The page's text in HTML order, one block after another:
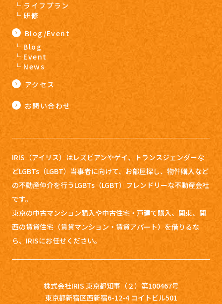
ライフプラン
研修
Blog/Event
Blog
Event
News
アクセス
お問い合わせ
IRIS（アイリス）はレズビアンやゲイ、トランスジェンダーな
どLGBTs（LGBT）当事者に向けて、お部屋探し、 物件購入など
の不動産仲介を行うLGBTs（LGBT）フレンドリーな不動産会社
です。
東京の中古マンション購入や中古住宅・戸建て購入、関東、関
西の賃貸住宅（賃貸マンション・賃貸アパート）を借りるな
ら、IRISにお任せください。
株式会社IRIS 東京都知事（２）第100467号
東京都新宿区西新宿6-12-4 コイトビル501